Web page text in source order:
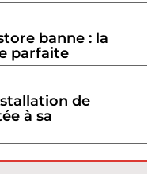
banne : la
parfaite
de
à sa